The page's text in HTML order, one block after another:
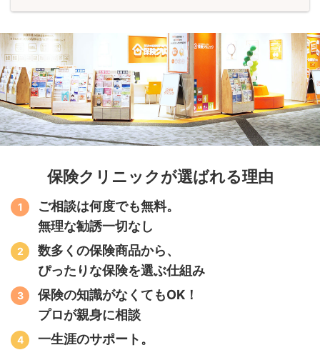
保険クリニックが選ばれる理由
ご相談は何度でも無料。
無理な勧誘一切なし
数多くの保険商品から、
ぴったりな保険を選ぶ仕組み
保険の知識がなくてもOK！
プロが親身に相談
一生涯のサポート。